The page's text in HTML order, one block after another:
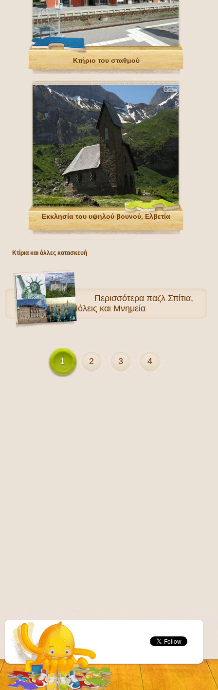
Κτήριο του σταθμού
Εκκλησία του υψηλού βουνού, Ελβετία
Κτίρια και άλλες κατασκευή
Περισσότεραπαζλ Σπίτια,
Πόλεις και Μνημεία
1 2 3 4